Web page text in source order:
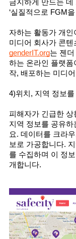
금지하게 만드는
‘실질적으로 FGM
자하는 활동가 개
genderIT.org는 젠
하는 온라인 플랫폼
작, 배포하는 미디
4)위치, 지역 정보
피해자가 긴급한
지역 정보를 공유하
요. 데이터를 크라
보로 가공합니다.
를 수집하며 이 정
개합니다.